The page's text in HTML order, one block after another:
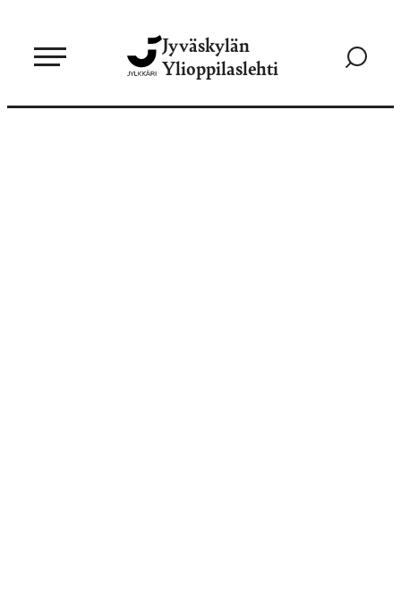
sisältöön
Jyväskylän
Ylioppilaslehti
Siirry